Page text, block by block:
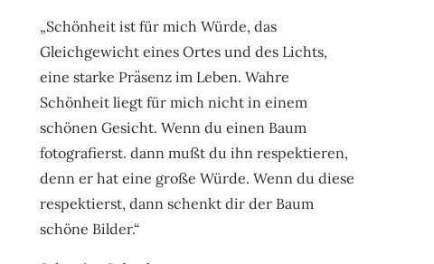
„Schönheit ist für mich Würde, das
Gleichgewicht eines Ortes und des Lichts,
eine starke Präsenz im Leben. Wahre
Schönheit liegt für mich nicht in einem
schönen Gesicht. Wenn du einen Baum
fotografierst. dann mußt du ihn respektieren,
denn er hat eine große Würde. Wenn du diese
respektierst, dann schenkt dir der Baum
schöne Bilder.“